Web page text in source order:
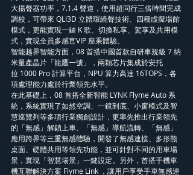
大揚聲器功率，7.1.4 聲道，使用超同行三倍時間完成
調校，可帶來 QLI3D 立體環繞聲技術、四種虛擬場館
模式，更能實現一鍵 K 歌、切換私享、駕享及共用模
式，實現全員多感官VIP 座乘體驗。
智能越界智能方面，08 首搭中國首款自研車規級 7 納
米量產晶片「龍鷹一號」，兩顆芯片集成於安托
拉 1000 Pro 計算平台，NPU 算力高達 16TOPS，各
項處理能力處於行業領先水平。
在此基礎上，08 首搭全新智能 LYNK Flyme Auto 系
統，系統實現了如然空調、一鏡到底、小窗模式及智
慧巡覽列等多項行業獨創設計，更率先推出行業領先
的「無感」解鎖上車、「無感」導航流轉、「無感」
應用跨界等三重無感體驗，開發了無感連接、多形熊
桌面、硬體共用等領先功能，並可針對不同的用車場
景，實現「智慧場景」一鍵設定。另外，首搭手機車
機互聯解決方案 Flyme Link ，讓用戶享受手車無感連